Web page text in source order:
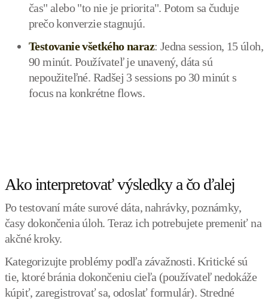
čas" alebo "to nie je priorita". Potom sa čuduje
prečo konverzie stagnujú.
Testovanie všetkého naraz: Jedna session, 15 úloh,
90 minút. Používateľ je unavený, dáta sú
nepoužiteľné. Radšej 3 sessions po 30 minút s
focus na konkrétne flows.
Ako interpretovať výsledky a čo ďalej
Po testovaní máte surové dáta, nahrávky, poznámky,
časy dokončenia úloh. Teraz ich potrebujete premeniť na
akčné kroky.
Kategorizujte problémy podľa závažnosti. Kritické sú
tie, ktoré bránia dokončeniu cieľa (používateľ nedokáže
kúpiť, zaregistrovať sa, odoslať formulár). Stredné